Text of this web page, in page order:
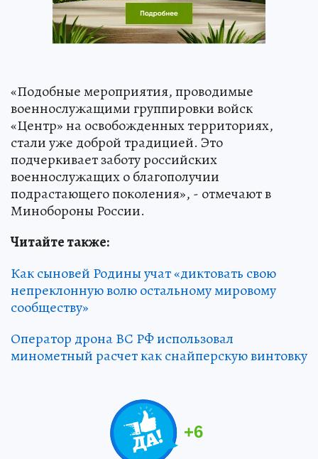
«Подобные мероприятия, проводимые
военнослужащими группировки войск
«Центр» на освобожденных территориях,
стали уже доброй традицией. Это
подчеркивает заботу российских
военнослужащих о благополучии
подрастающего поколения», - отмечают в
Минобороны России.
Читайте также:
Как сыновей Родины учат «диктовать свою
непреклонную волю остальному мировому
сообществу»
Оператор дрона ВС РФ использовал
минометный расчет как снайперскую винтовку
+6